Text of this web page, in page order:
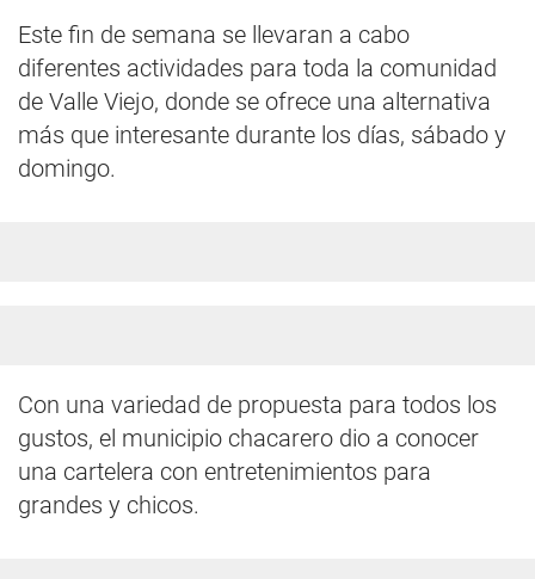
Este fin de semana se llevaran a cabo
diferentes actividades para toda la comunidad
de Valle Viejo, donde se ofrece una alternativa
más que interesante durante los días, sábado y
domingo.
Con una variedad de propuesta para todos los
gustos, el municipio chacarero dio a conocer
una cartelera con entretenimientos para
grandes y chicos.